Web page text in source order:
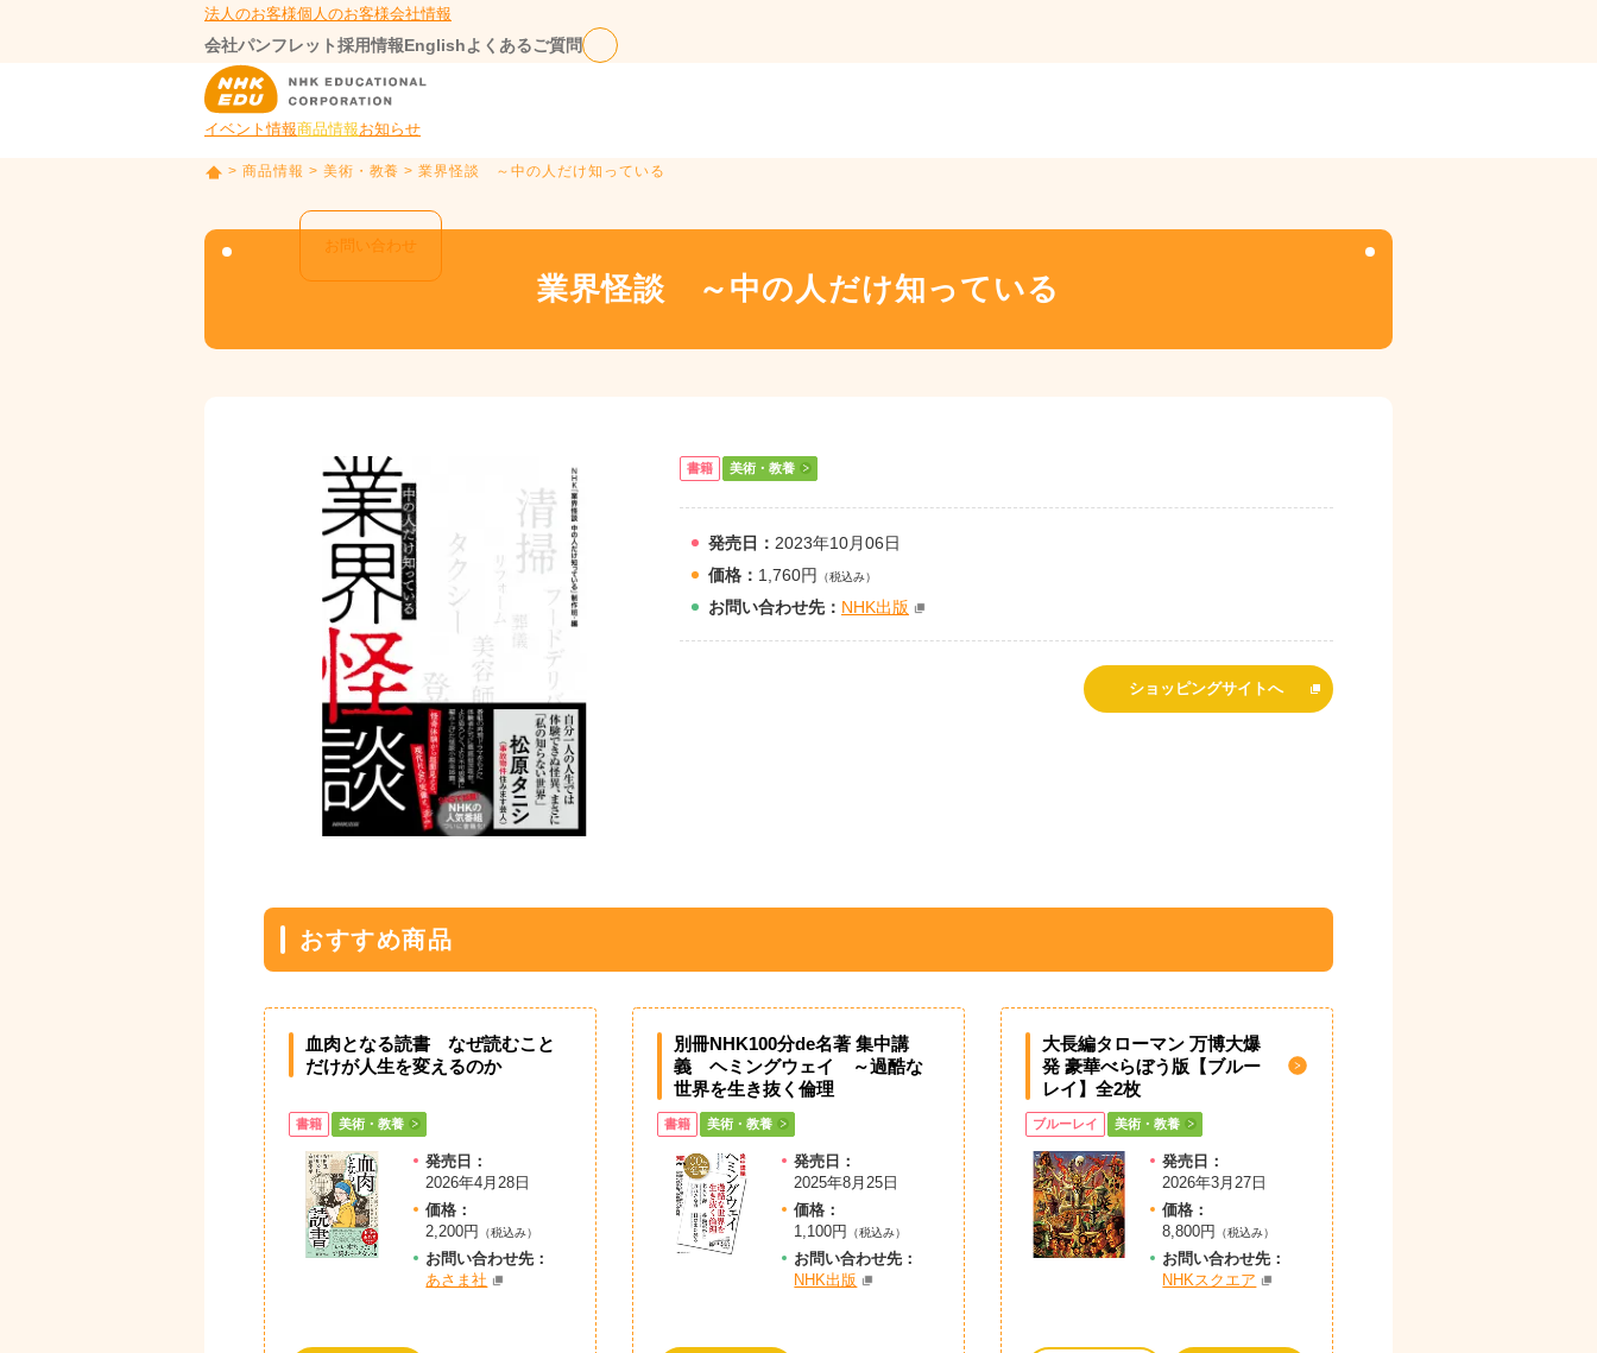
法人のお客様個人のお客様会社情報
会社パンフレット採用情報Englishよくあるご質問
イベント情報商品情報お知らせ
お問い合わせ
P
> 商品情報 > 美術・教養 > 業界怪談 ～中の人だけ知っている
業界怪談 ～中の人だけ知っている
書籍 美術・教養
発売日： 2023年10月06日
価格： 1,760円 （税込み）
お問い合わせ先： NHK出版
ショッピングサイトへ
おすすめ商品
血肉となる読書 なぜ読むこと
だけが人生を変えるのか
書籍 美術・教養
発売日：
2026年4月28日
価格：
2,200円
（税込み）
お問い合わせ先：
あさま社
別冊NHK100分de名著 集中講
義 ヘミングウェイ ～過酷な
世界を生き抜く倫理
書籍 美術・教養
発売日：
2025年8月25日
価格：
1,100円
（税込み）
お問い合わせ先：
NHK出版
大長編タローマン 万博大爆
発 豪華べらぼう版【ブルー
レイ】全2枚
ブルーレイ 美術・教養
発売日：
2026年3月27日
価格：
8,800円
（税込み）
お問い合わせ先：
NHKスクエア